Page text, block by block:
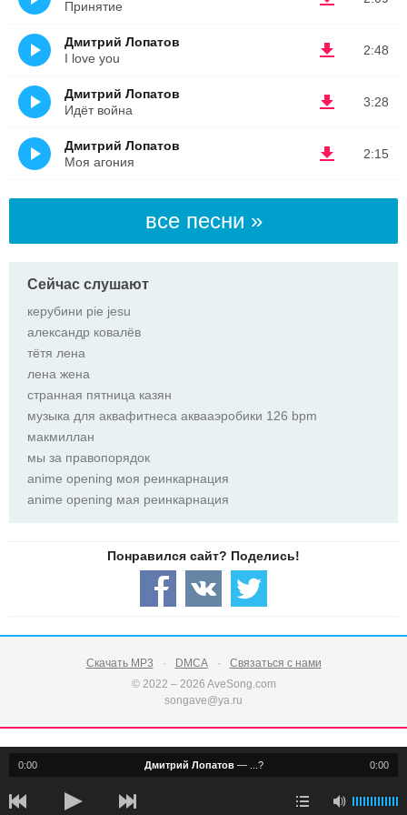
Принятие
2:48
Дмитрий Лопатов
I love you
3:28
Дмитрий Лопатов
Идёт война
2:15
Дмитрий Лопатов
Моя агония
все песни »
Сейчас слушают
керубини pie jesu
александр ковалёв
тётя лена
лена жена
странная пятница казян
музыка для аквафитнеса аквааэробики 126 bpm
макмиллан
мы за правопорядок
anime opening моя реинкарнация
anime opening мая реинкарнация
Скачать MP3 DMCA
Связаться с нами
© 2022 – 2026 AveSong.com
songave@ya.ru
0:00 0:00
Дмитрий Лопатов —
...?